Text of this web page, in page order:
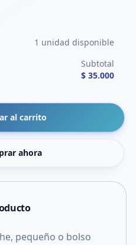
1 unidad disponible
Subtotal
$ 35.000
al carrito
ahora
pequeño o bolso